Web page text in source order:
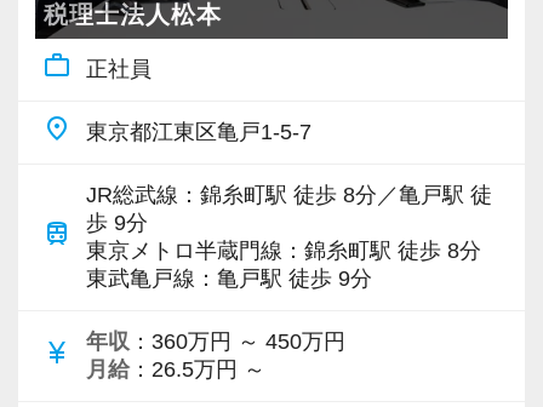
税理士法人松本
work_outline 正社員
place 東京都江東区亀戸1-5-7
train
JR総武線：錦糸町駅 徒歩 8分／亀戸駅 徒
歩 9分
東京メトロ半蔵門線：錦糸町駅 徒歩 8分
東武亀戸線：亀戸駅 徒歩 9分
currency_yen 年収 ：360万円 ～ 450万円
月給 ：26.5万円 ～